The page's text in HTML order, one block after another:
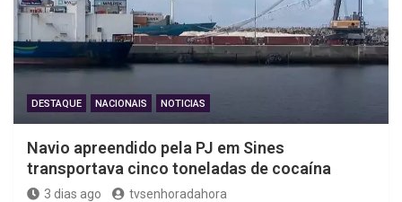
DESTAQUE NACIONAIS NOTICIAS
Navio apreendido pela PJ em Sines
transportava cinco toneladas de cocaína
3 dias ago tvsenhoradahora